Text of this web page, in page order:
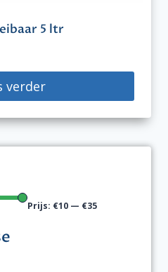
5 ltr
verder
Prijs: €10 — €35